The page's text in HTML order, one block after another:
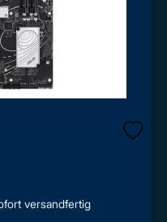
versandfertig